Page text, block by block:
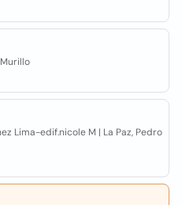
Lima-edif.nicole M | La Paz, Pedro